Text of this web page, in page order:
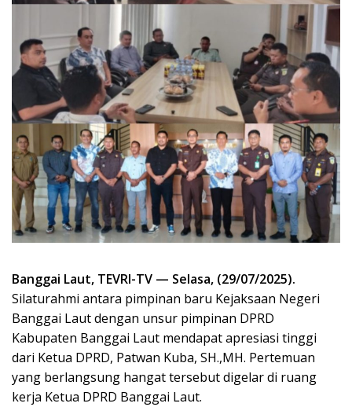
Banggai Laut, TEVRI-TV — Selasa, (29/07/2025).
Silaturahmi antara pimpinan baru Kejaksaan Negeri
Banggai Laut dengan unsur pimpinan DPRD
Kabupaten Banggai Laut mendapat apresiasi tinggi
dari Ketua DPRD, Patwan Kuba, SH.,MH. Pertemuan
yang berlangsung hangat tersebut digelar di ruang
kerja Ketua DPRD Banggai Laut.